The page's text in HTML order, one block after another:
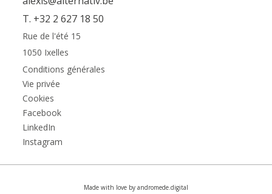
T. +32 2 627 18 50
Rue de l'été 15
1050 Ixelles
Conditions générales
Vie privée
Cookies
Facebook
LinkedIn
Instagram
Made with love by andromede.digital